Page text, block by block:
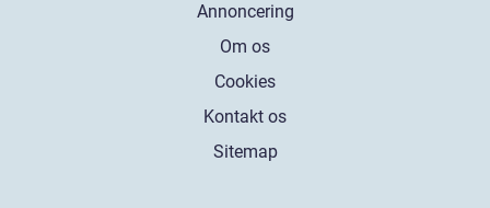
Annoncering
Om os
Cookies
Kontakt os
Sitemap